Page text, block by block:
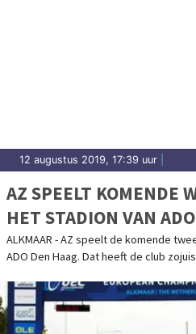
12 augustus 2019, 17:39 uur
AZ SPEELT KOMENDE
HET STADION VAN
ALKMAAR - AZ speelt de komende
ADO Den Haag. Dat heeft de club